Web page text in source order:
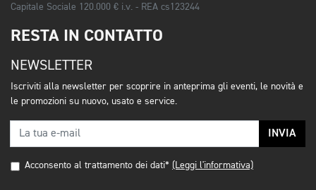
Capitale Sociale 120.000 € i.v. - REA cs123244
RESTA IN CONTATTO
NEWSLETTER
Iscriviti alla newsletter per scoprire in anteprima gli eventi, le novità e
le promozioni su nuovo, usato e service.
INVIA
Acconsento al trattamento dei dati* (Leggi l'informativa)